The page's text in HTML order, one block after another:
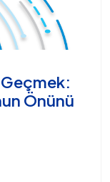
Önünü